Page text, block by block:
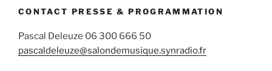
CONTACT PRESSE & PROGRAMMATION
Pascal Deleuze 06 300 666 50
pascaldeleuze@salondemusique.synradio.fr